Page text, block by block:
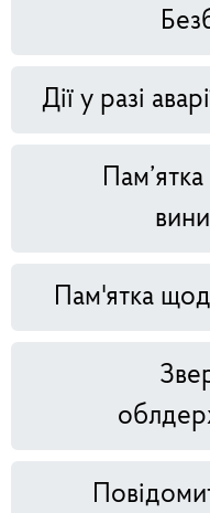
Дії у разі
Пам'ятка